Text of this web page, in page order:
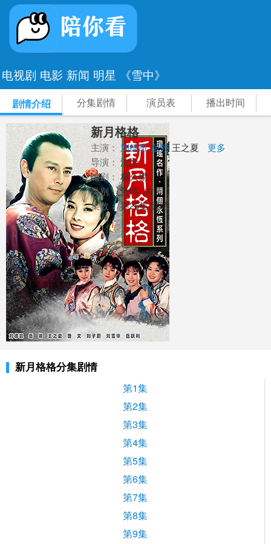
电视剧 电影 新闻 明星 《雪中》
剧情介绍 分集剧情 演员表 播出时间
新月格格
主演： 刘德凯 岳翎 王之夏
更多
导演： 沈怡
编剧： 林久愉
类别：爱情 古装
集数：共26集/完结
新月格格分集剧情
第1集
第2集
第3集
第4集
第5集
第6集
第7集
第8集
第9集